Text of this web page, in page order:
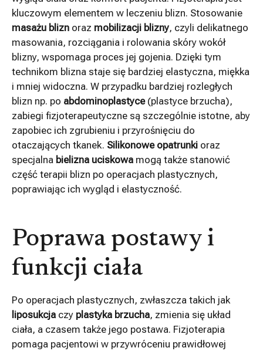
kluczowym elementem w leczeniu blizn. Stosowanie
masażu blizn oraz mobilizacji blizny, czyli delikatnego
masowania, rozciągania i rolowania skóry wokół
blizny, wspomaga proces jej gojenia. Dzięki tym
technikom blizna staje się bardziej elastyczna, miękka
i mniej widoczna. W przypadku bardziej rozległych
blizn np. po abdominoplastyce(plastyce brzucha),
zabiegi fizjoterapeutyczne są szczególnie istotne, aby
zapobiec ich zgrubieniu i przyrośnięciu do
otaczających tkanek. Silikonowe opatrunki oraz
specjalna bielizna uciskowa mogą także stanowić
część terapii blizn po operacjach plastycznych,
poprawiając ich wygląd i elastyczność.
Poprawa postawy i
funkcji ciała
Po operacjach plastycznych, zwłaszcza takich jak
liposukcja czy plastyka brzucha, zmienia się układ
ciała, a czasem także jego postawa. Fizjoterapia
pomaga pacjentowi w przywróceniu prawidłowej